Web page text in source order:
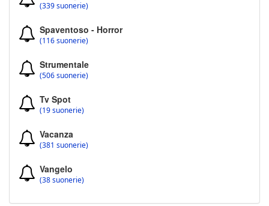
(339 suonerie)
Spaventoso - Horror
(116 suonerie)
Strumentale
(506 suonerie)
Tv Spot
(19 suonerie)
Vacanza
(381 suonerie)
Vangelo
(38 suonerie)